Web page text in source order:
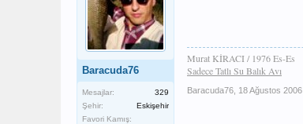
Baracuda76
Mesajlar:
329
Şehir:
Eskişehir
Favori Kamış:
Murat KİRACI / 1976 Es-Es
Sadece Tatlı Su Balık Avı
Baracuda76 18 Ağustos 2006